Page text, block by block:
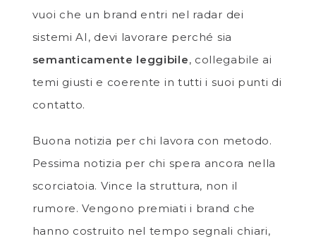
vuoi che un brand entri nel radar dei
sistemi AI, devi lavorare perché sia
semanticamente leggibile, collegabile ai
temi giusti e coerente in tutti i suoi punti di
contatto.
Buona notizia per chi lavora con metodo.
Pessima notizia per chi spera ancora nella
scorciatoia. Vince la struttura, non il
rumore. Vengono premiati i brand che
hanno costruito nel tempo segnali chiari,